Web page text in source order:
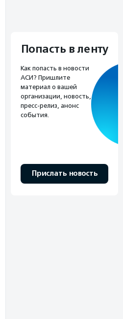
Попасть в ленту
Как попасть в новости
АСИ? Пришлите
материал о вашей
организации, новость,
пресс-релиз, анонс
события.
Прислать новость